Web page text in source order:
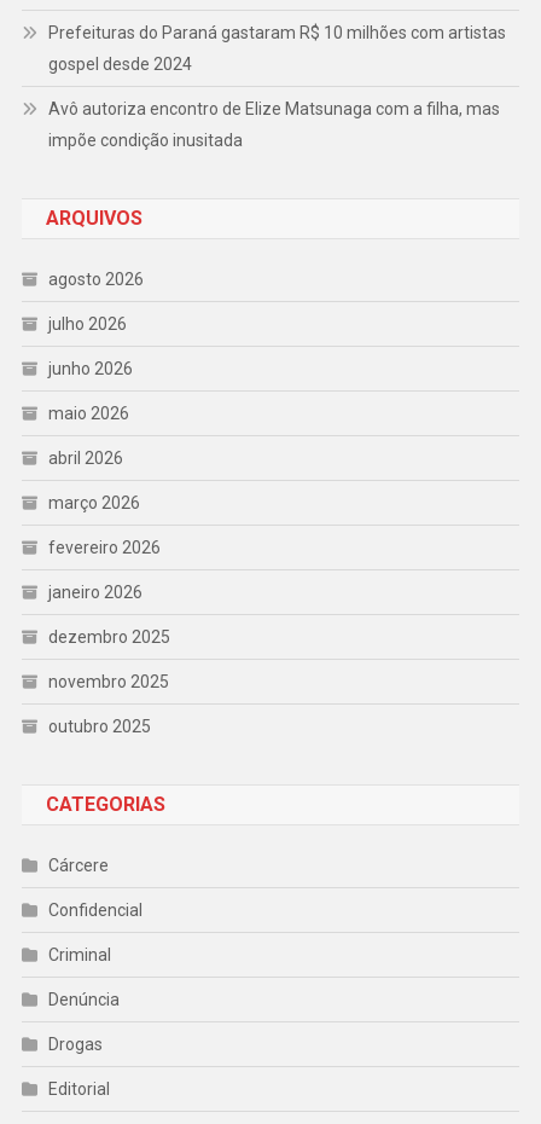
Prefeituras do Paraná gastaram R$ 10 milhões com artistas
gospel desde 2024
Avô autoriza encontro de Elize Matsunaga com a filha, mas
impõe condição inusitada
ARQUIVOS
agosto 2026
julho 2026
junho 2026
maio 2026
abril 2026
março 2026
fevereiro 2026
janeiro 2026
dezembro 2025
novembro 2025
outubro 2025
CATEGORIAS
Cárcere
Confidencial
Criminal
Denúncia
Drogas
Editorial